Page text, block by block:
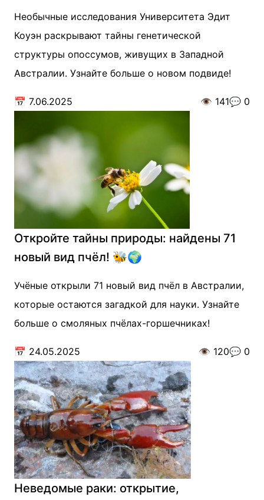
Необычные исследования Университета Эдит
Коуэн раскрывают тайны генетической
структуры опоссумов, живущих в Западной
Австралии. Узнайте больше о новом подвиде!
📅 7.06.2025 👁️ 141💬 0
Откройте тайны природы: найдены 71
новый вид пчёл! 🐝🌍
Учёные открыли 71 новый вид пчёл в Австралии,
которые остаются загадкой для науки. Узнайте
больше о смоляных пчёлах-горшечниках!
📅 24.05.2025 👁️ 120💬 0
Неведомые раки: открытие,